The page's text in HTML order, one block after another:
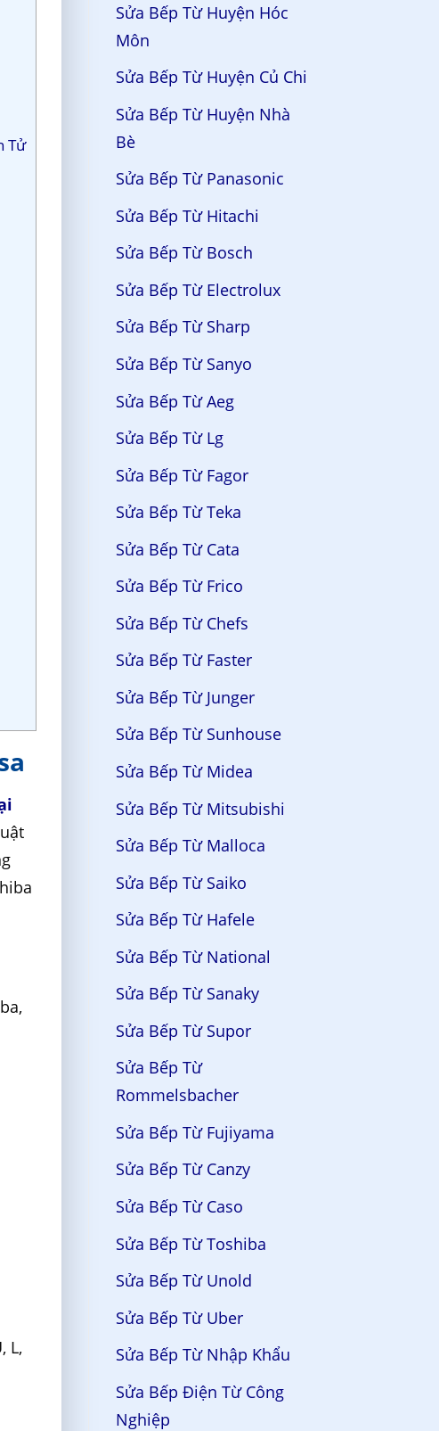
Tử
L,
Sửa Bếp Từ Huyện Hóc
Môn
Sửa Bếp Từ Huyện Củ Chi
Sửa Bếp Từ Huyện Nhà
Bè
Sửa Bếp Từ Panasonic
Sửa Bếp Từ Hitachi
Sửa Bếp Từ Bosch
Sửa Bếp Từ Electrolux
Sửa Bếp Từ Sharp
Sửa Bếp Từ Sanyo
Sửa Bếp Từ Aeg
Sửa Bếp Từ Lg
Sửa Bếp Từ Fagor
Sửa Bếp Từ Teka
Sửa Bếp Từ Cata
Sửa Bếp Từ Frico
Sửa Bếp Từ Chefs
Sửa Bếp Từ Faster
Sửa Bếp Từ Junger
Sửa Bếp Từ Sunhouse
Sửa Bếp Từ Midea
Sửa Bếp Từ Mitsubishi
Sửa Bếp Từ Malloca
Sửa Bếp Từ Saiko
Sửa Bếp Từ Hafele
Sửa Bếp Từ National
Sửa Bếp Từ Sanaky
Sửa Bếp Từ Supor
Sửa Bếp Từ
Rommelsbacher
Sửa Bếp Từ Fujiyama
Sửa Bếp Từ Canzy
Sửa Bếp Từ Caso
Sửa Bếp Từ Toshiba
Sửa Bếp Từ Unold
Sửa Bếp Từ Uber
Sửa Bếp Từ Nhập Khẩu
Sửa Bếp Điện Từ Công
Nghiệp